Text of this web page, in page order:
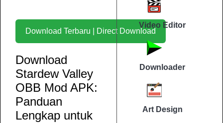
Download Terbaru | Direct Download
Download
Stardew Valley
OBB Mod APK:
Panduan
Lengkap untuk
Video Editor
Downloader
Art Design